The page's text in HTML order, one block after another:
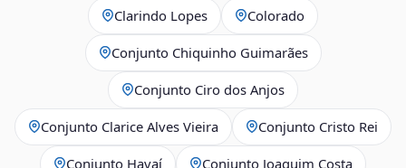
Clarindo Lopes Colorado
Conjunto Chiquinho Guimarães
Conjunto Ciro dos Anjos
Conjunto Clarice Alves Vieira Conjunto Cristo Rei
Conjunto Havaí Conjunto Joaquim Costa